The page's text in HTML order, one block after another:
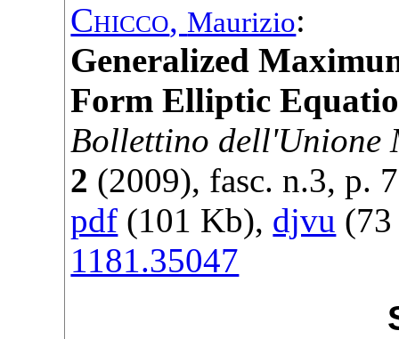
Chicco, Maurizio:
Generalized
Form Elliptic
Bollettino dell'Unione
2 (2009), fasc. n.3, p.
pdf (101 Kb), djvu
1181.35047